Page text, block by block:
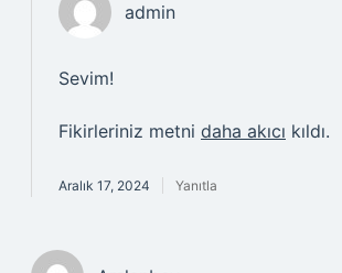
admin
Sevim!
Fikirleriniz metni daha akıcı kıldı.
Aralık 17, 2024 Yanıtla